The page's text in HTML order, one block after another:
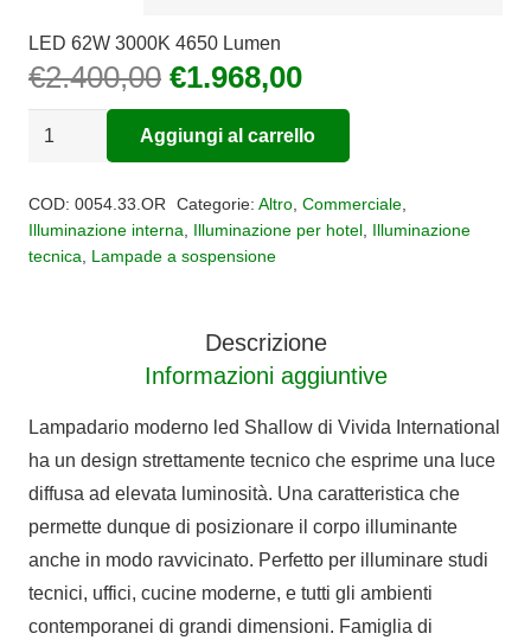
LED 62W 3000K 4650 Lumen
€2.400,00 Il
prezzo
originale
€2.400,00.
€1.968,00Il
prezzo
attuale
€1.968,00.
Sospensione
SHALLOW
LUCI
62W
Aggiungi al carrello
COD: 0054.33.OR Categorie: Altro, Commerciale,
Illuminazione interna
Illuminazione per hotel Illuminazione
tecnica
Lampade a sospensione
Descrizione
Informazioni aggiuntive
Lampadario moderno led Shallow di Vivida International
ha un design strettamente tecnico che esprime una luce
diffusa ad elevata luminosità. Una caratteristica che
permette dunque di posizionare il corpo illuminante
anche in modo ravvicinato. Perfetto per illuminare studi
tecnici, uffici, cucine moderne, e tutti gli ambienti
contemporanei di grandi dimensioni. Famiglia di